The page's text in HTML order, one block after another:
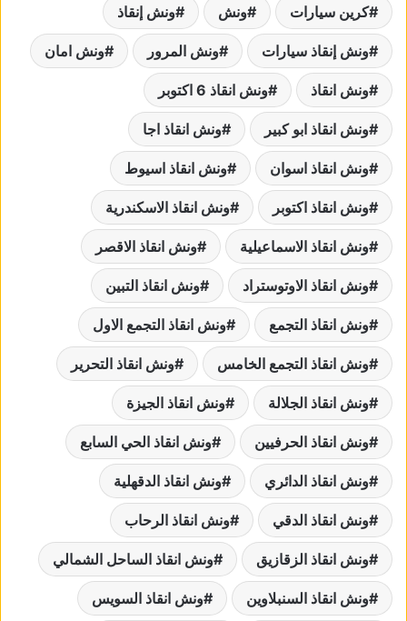
كرين سيارات ونش ونش إنقاذ
ونش إنقاذ سيارات ونش المرور ونش امان
ونش انقاذ ونش انقاذ 6 اكتوبر
ونش انقاذ ابو كبير ونش انقاذ اجا
ونش انقاذ اسوان ونش انقاذ اسيوط
ونش انقاذ اكتوبر ونش انقاذ الاسكندرية
ونش انقاذ الاسماعيلية ونش انقاذ الاقصر
ونش انقاذ الاوتوستراد ونش انقاذ التبين
ونش انقاذ التجمع ونش انقاذ التجمع الاول
ونش انقاذ التجمع الخامس ونش انقاذ التحرير
ونش انقاذ الجلالة ونش انقاذ الجيزة
ونش انقاذ الحرفيين ونش انقاذ الحي السابع
ونش انقاذ الدائري ونش انقاذ الدقهلية
ونش انقاذ الدقي ونش انقاذ الرحاب
ونش انقاذ الزقازيق ونش انقاذ الساحل الشمالي
ونش انقاذ السنبلاوين ونش انقاذ السويس